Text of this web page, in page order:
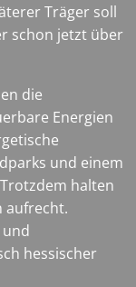
Träger soll
schon jetzt über
die
Energien
und einem
halten
aufrecht.
hessischer